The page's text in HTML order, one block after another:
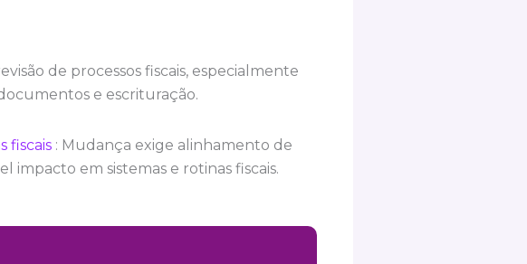
de processos fiscais, especialmente
e escrituração.
fiscais : Mudança exige alinhamento de
impacto em sistemas e rotinas fiscais.